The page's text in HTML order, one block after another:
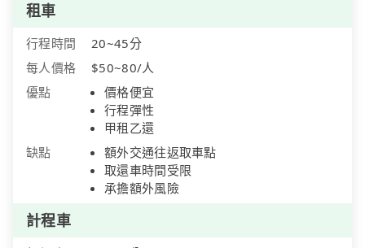
租車
行程時間
20~45分
每人價格
$50~80/人
優點
價格便宜
行程彈性
甲租乙還
缺點
額外交通往返取車點
取還車時間受限
承擔額外風險
計程車